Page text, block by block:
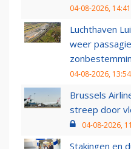
04-08-2026, 14:41
Luchthaven
weer
04-08-2026, 13:54
Brussels
streep door
04-08-2026,
Stakingen en